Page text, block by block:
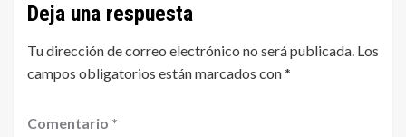
Deja una respuesta
Tu dirección de correo electrónico no será publicada. Los
campos obligatorios están marcados con*
Comentario *